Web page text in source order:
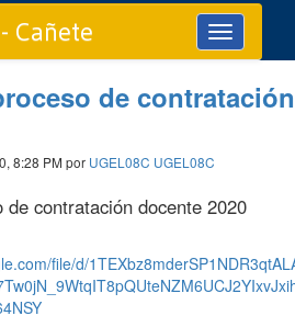
Toggle
navigation
Cañete
de
8:28 PM por UGEL08C UGEL08C
de contratación docente 2020
file/d/